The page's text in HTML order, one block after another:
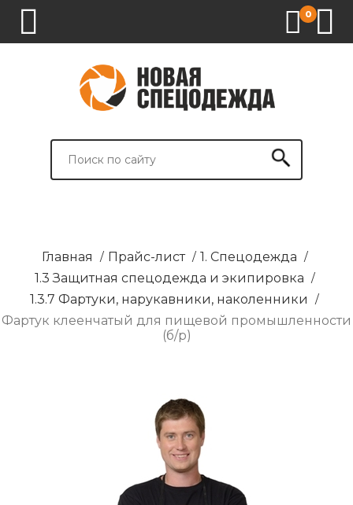
0
СПЕЦОДЕЖДА
СПЕЦОБУВЬ
СРЕДСТВА
ВСПОМОГАТЕЛЬНЫЕ
БРЕНДИРОВАНИЕ
Главная / Прайс-лист / 1. Спецодежда /
1.3 Защитная спецодежда и экипировка /
1.3.7 Фартуки, нарукавники, наколенники /
Фартук клеенчатый для пищевой промышленности
(б/р)